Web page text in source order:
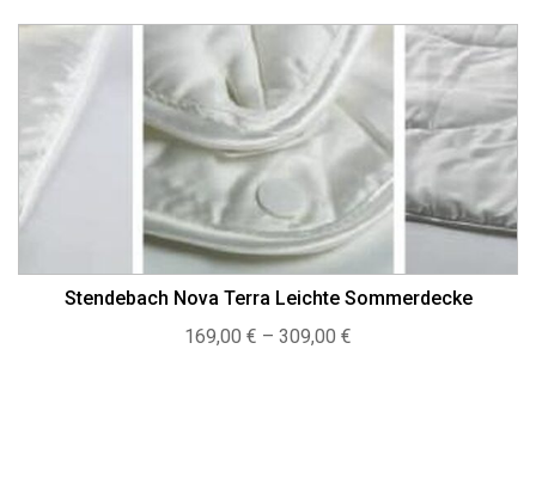
Stendebach Nova Terra Leichte Sommerdecke
169,00 € – 309,00 €